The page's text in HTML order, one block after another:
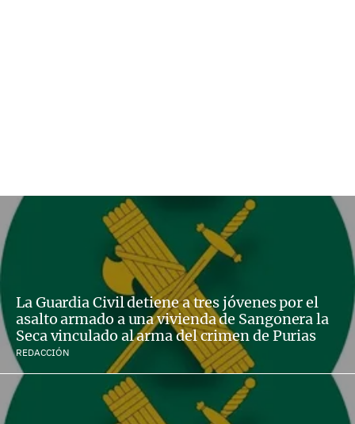
La Guardia Civil detiene a tres jóvenes por el
asalto armado a una vivienda de Sangonera la
Seca vinculado al arma del crimen de Purias
REDACCIÓN